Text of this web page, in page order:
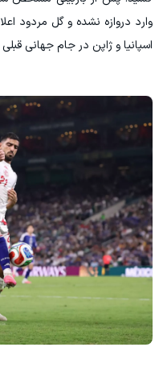
وارد دروازه نشده و گل مردود
اسپانیا و ژاپن در جام جهانی